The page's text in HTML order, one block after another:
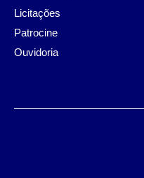
Licitações
Patrocine
Ouvidoria